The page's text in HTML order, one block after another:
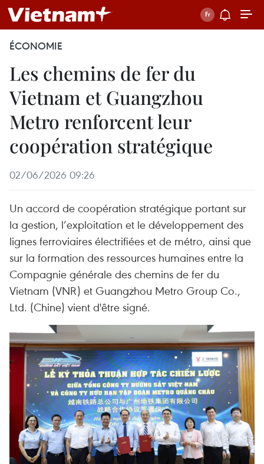
ÉCONOMIE
Les chemins de fer du
Vietnam et Guangzhou
Metro renforcent leur
coopération stratégique
02/06/2026 09:26
Un accord de coopération stratégique portant sur
la gestion, l’exploitation et le développement des
lignes ferroviaires électrifiées et de métro, ainsi que
sur la formation des ressources humaines entre la
Compagnie générale des chemins de fer du
Vietnam (VNR) et Guangzhou Metro Group Co.,
Ltd. (Chine) vient d'être signé.